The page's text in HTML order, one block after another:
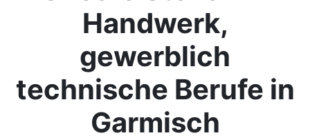
Handwerk,
gewerblich
technische Berufe in
Garmisch